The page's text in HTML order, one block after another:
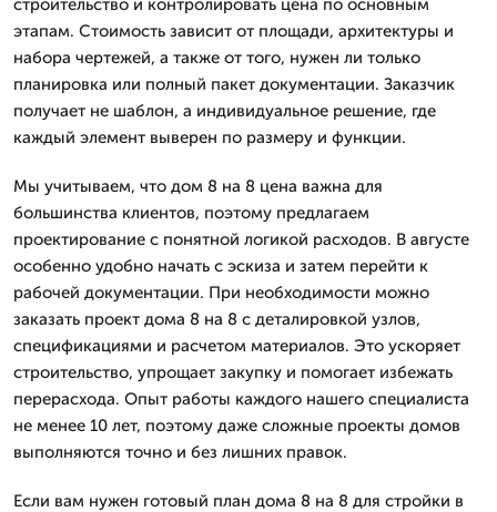
строительство и контролировать цена по основным
этапам. Стоимость зависит от площади, архитектуры и
набора чертежей, а также от того, нужен ли только
планировка или полный пакет документации. Заказчик
получает не шаблон, а индивидуальное решение, где
каждый элемент выверен по размеру и функции.
Мы учитываем, что дом 8 на 8 цена важна для
большинства клиентов, поэтому предлагаем
проектирование с понятной логикой расходов. В августе
особенно удобно начать с эскиза и затем перейти к
рабочей документации. При необходимости можно
заказать проект дома 8 на 8 с деталировкой узлов,
спецификациями и расчетом материалов. Это ускоряет
строительство, упрощает закупку и помогает избежать
перерасхода. Опыт работы каждого нашего специалиста
не менее 10 лет, поэтому даже сложные проекты домов
выполняются точно и без лишних правок.
Если вам нужен готовый план дома 8 на 8 для стройки в